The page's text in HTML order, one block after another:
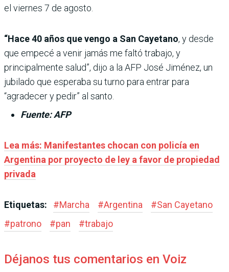
el viernes 7 de agosto.
“Hace 40 años que vengo a San Cayetano, y desde
que empecé a venir jamás me faltó trabajo, y
principalmente salud”, dijo a la AFP José Jiménez, un
jubilado que esperaba su turno para entrar para
“agradecer y pedir” al santo.
Fuente: AFP
Lea más: Manifestantes chocan con policía en
Argentina por proyecto de ley a favor de propiedad
privada
Etiquetas: #Marcha #Argentina #San Cayetano
#patrono #pan #trabajo
Déjanos tus comentarios en Voiz